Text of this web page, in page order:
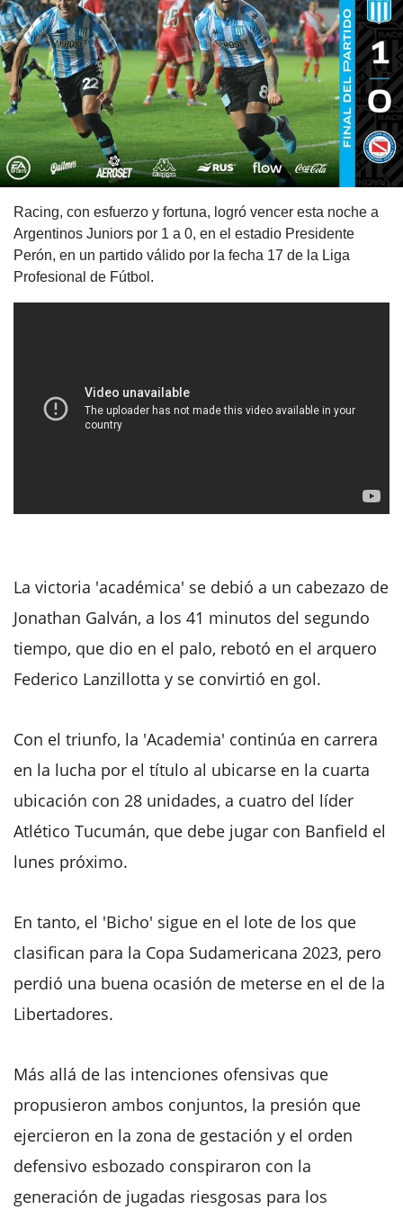
Racing, con esfuerzo y fortuna, logró vencer esta noche a
Argentinos Juniors por 1 a 0, en el estadio Presidente
Perón, en un partido válido por la fecha 17 de la Liga
Profesional de Fútbol.
La victoria 'académica' se debió a un cabezazo de
Jonathan Galván, a los 41 minutos del segundo
tiempo, que dio en el palo, rebotó en el arquero
Federico Lanzillotta y se convirtió en gol.
Con el triunfo, la 'Academia' continúa en carrera
en la lucha por el título al ubicarse en la cuarta
ubicación con 28 unidades, a cuatro del líder
Atlético Tucumán, que debe jugar con Banfield el
lunes próximo.
En tanto, el 'Bicho' sigue en el lote de los que
clasifican para la Copa Sudamericana 2023, pero
perdió una buena ocasión de meterse en el de la
Libertadores.
Más allá de las intenciones ofensivas que
propusieron ambos conjuntos, la presión que
ejercieron en la zona de gestación y el orden
defensivo esbozado conspiraron con la
generación de jugadas riesgosas para los